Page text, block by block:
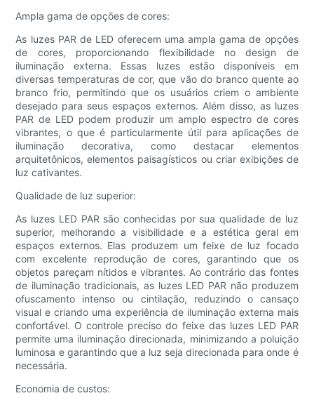
Ampla gama de opções de cores:
As luzes PAR de LED oferecem uma ampla gama de opções
de cores, proporcionando flexibilidade no design de
iluminação externa. Essas luzes estão disponíveis em
diversas temperaturas de cor, que vão do branco quente ao
branco frio, permitindo que os usuários criem o ambiente
desejado para seus espaços externos. Além disso, as luzes
PAR de LED podem produzir um amplo espectro de cores
vibrantes, o que é particularmente útil para aplicações de
iluminação decorativa, como destacar elementos
arquitetônicos, elementos paisagísticos ou criar exibições de
luz cativantes.
Qualidade de luz superior:
As luzes LED PAR são conhecidas por sua qualidade de luz
superior, melhorando a visibilidade e a estética geral em
espaços externos. Elas produzem um feixe de luz focado
com excelente reprodução de cores, garantindo que os
objetos pareçam nítidos e vibrantes. Ao contrário das fontes
de iluminação tradicionais, as luzes LED PAR não produzem
ofuscamento intenso ou cintilação, reduzindo o cansaço
visual e criando uma experiência de iluminação externa mais
confortável. O controle preciso do feixe das luzes LED PAR
permite uma iluminação direcionada, minimizando a poluição
luminosa e garantindo que a luz seja direcionada para onde é
necessária.
Economia de custos: